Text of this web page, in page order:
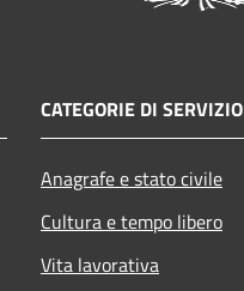
CATEGORIE DI SERVIZIO
Anagrafe e stato civile
Cultura e tempo libero
Vita lavorativa